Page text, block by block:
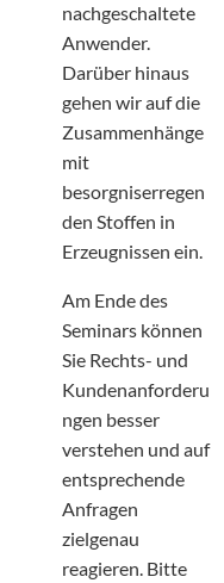
nachgeschaltete
Anwender.
Darüber hinaus
gehen wir auf die
Zusammenhänge
mit
besorgniserregen
den Stoffen in
Erzeugnissen ein.
Am Ende des
Seminars können
Sie Rechts- und
Kundenanforderu
ngen besser
verstehen und auf
entsprechende
Anfragen
zielgenau
reagieren. Bitte